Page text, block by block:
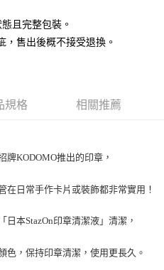
且完整包裝。
，售出後概不接受退換。
規格 相關推薦
牌KODOMO推出的印章，
在日常手作卡片或裝飾都非常實用！
日本StazOn印章清潔液」清潔，
色，保持印章清潔，使用更長久。